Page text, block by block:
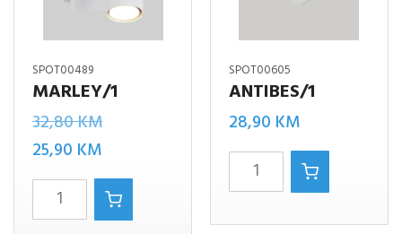
SPOT00489
MARLEY/1
32,80KMIzvorna
bila
je:
25,90 KMTrenutna
cijena
je:
Marley/1
količina
SPOT00605
ANTIBES/1
28,90 KM
ANTIBES/1
količina